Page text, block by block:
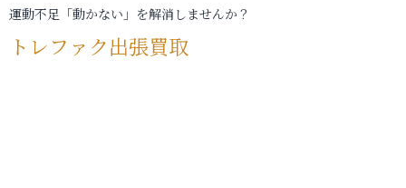
運動不足「動かない」を解消しませんか？
トレファク出張買取